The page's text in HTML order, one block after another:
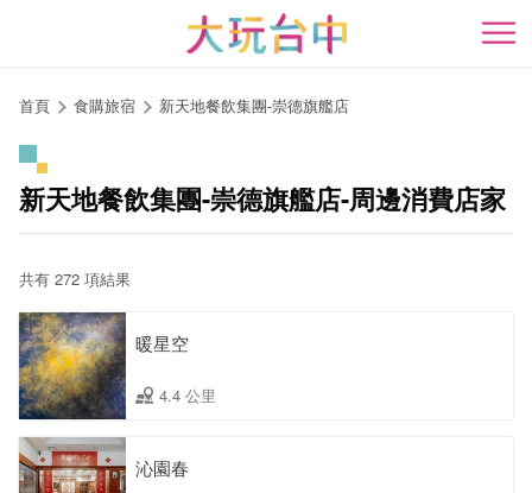
開
首頁 食購旅宿 新天地餐飲集團-崇德旗艦店
新天地餐飲集團-崇德旗艦店-周邊消費店家
共有 272 項結果
暖星空
4.4 公里
沁園春